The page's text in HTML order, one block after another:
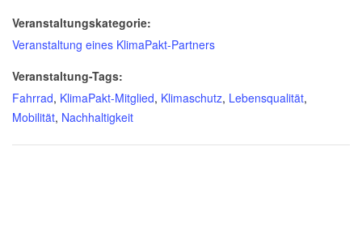
Veranstaltungskategorie:
Veranstaltung eines KlimaPakt-Partners
Veranstaltung-Tags:
Fahrrad, KlimaPakt-Mitglied, Klimaschutz, Lebensqualität,
Mobilität, Nachhaltigkeit